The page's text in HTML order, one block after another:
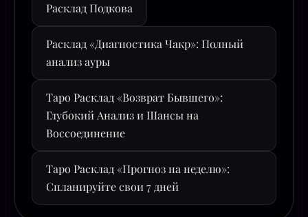
Расклад Подкова
Расклад «Диагностика Чакр»: Полный
анализ ауры
Таро Расклад «Возврат Бывшего»:
Глубокий Анализ и Шансы на
Воссоединение
Таро Расклад «Прогноз на неделю»:
Спланируйте свои 7 дней